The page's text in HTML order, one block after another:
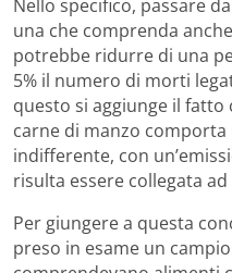
Nello specifico, passare
una che comprenda anche
potrebbe ridurre di una
5% il numero di morti
questo si aggiunge il
carne di manzo
indifferente, con
risulta essere collegata ad
Per giungere a questa
preso in esame un